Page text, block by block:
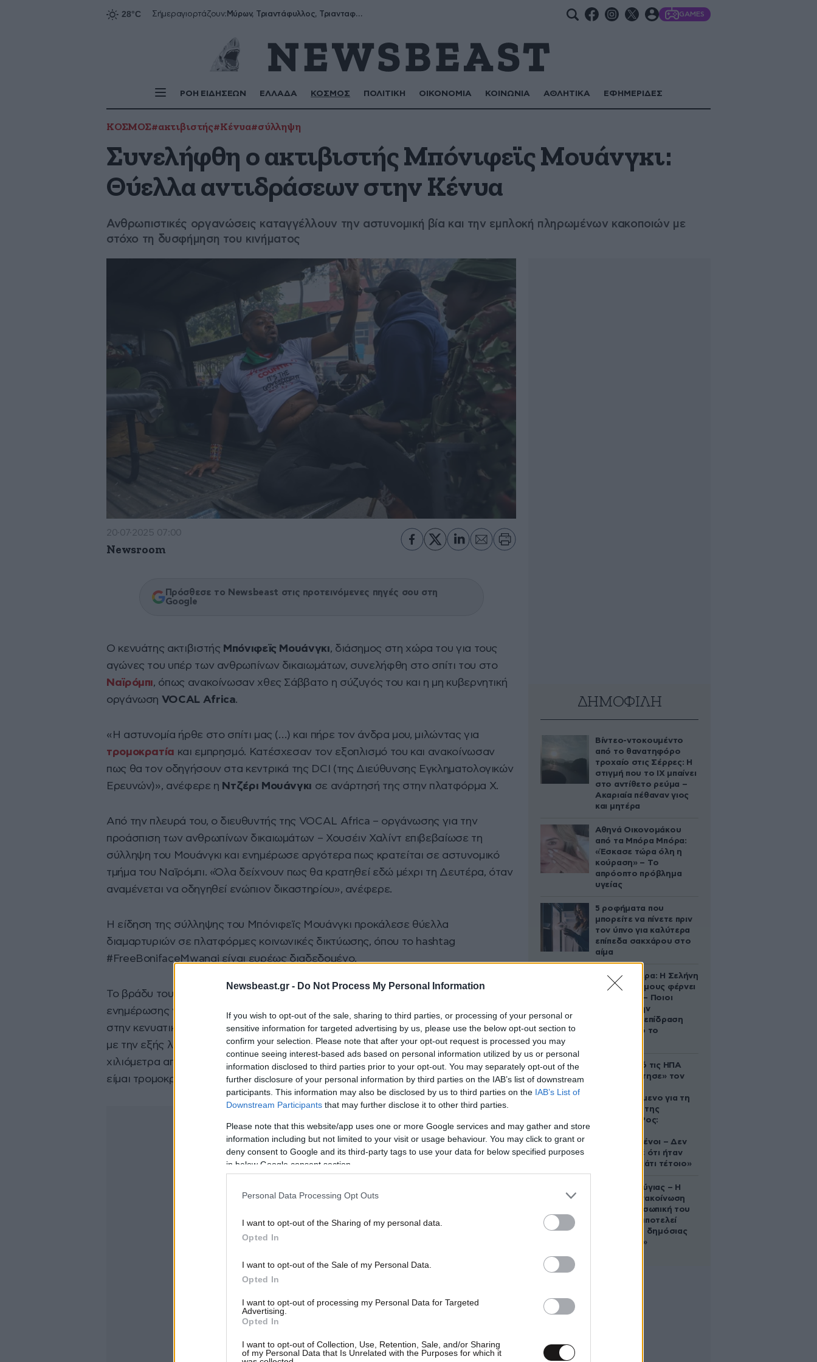
Newsbeast.gr - Do Not Process My Personal Information
If you wish to opt-out of the sale, sharing to third parties, or processing of your personal or
sensitive information for targeted advertising by us, please use the below opt-out section to
confirm your selection. Please note that after your opt-out request is processed you may
continue seeing interest-based ads based on personal information utilized by us or personal
information disclosed to third parties prior to your opt-out. You may separately opt-out of the
further disclosure of your personal information by third parties on the IAB’s list of downstream
participants. This information may also be disclosed by us to third parties on the IAB’s List of
Downstream Participants that may further disclose it to other third parties.
Please note that this website/app uses one or more Google services and may gather and store
information including but not limited to your visit or usage behaviour. You may click to grant or
deny consent to Google and its third-party tags to use your data for below specified purposes
in below Google consent section.
Personal Data Processing Opt Outs
I want to opt-out of the Sharing of my personal data.
Opted In
I want to opt-out of the Sale of my Personal Data.
Opted In
I want to opt-out of processing my Personal Data for Targeted
Advertising.
Opted In
I want to opt-out of Collection, Use, Retention, Sale, and/or Sharing
of my Personal Data that Is Unrelated with the Purposes for which it
Σήμεραγιορτάζουν: Μύρων, Τριαντάφυλλος, Τριανταφυλλιά, Φυλλιώ, Ρόζα GAMES
ΡΟΗ ΕΙΔΗΣΕΩΝ ΕΛΛΑΔΑ ΚΟΣΜΟΣ ΠΟΛΙΤΙΚΗ ΟΙΚΟΝΟΜΙΑ ΚΟΙΝΩΝΙΑ ΑΘΛΗΤΙΚΑ ΕΦΗΜΕΡΙΔΕΣ
ΚΟΣΜΟΣ#ακτιβιστής#Κένυα#σύλληψη
Συνελήφθη ο ακτιβιστής Μπόνιφεϊς Μουάνγκι:
Θύελλα αντιδράσεων στην Κένυα
Ανθρωπιστικές οργανώσεις καταγγέλλουν την αστυνομική βία και την εμπλοκή πληρωμένων κακοποιών με
στόχο τη δυσφήμηση του κινήματος
20·07·2025 07:00
Newsroom
Πρόσθεσε το Newsbeast στις προτεινόμενες πηγές σου στη
Google
Ο κενυάτης ακτιβιστής Μπόνιφεϊς Μουάνγκι, διάσημος στη χώρα του για τους
αγώνες του υπέρ των ανθρωπίνων δικαιωμάτων, συνελήφθη στο σπίτι του στο
Ναϊρόμπι, όπως ανακοίνωσαν χθες Σάββατο η σύζυγός του και η μη κυβερνητική
οργάνωση VOCAL Africa.
«Η αστυνομία ήρθε στο σπίτι μας (…) και πήρε τον άνδρα μου, μιλώντας για
τρομοκρατία και εμπρησμό. Κατέσχεσαν τον εξοπλισμό του και ανακοίνωσαν
πως θα τον οδηγήσουν στα κεντρικά της DCI (της Διεύθυνσης Εγκληματολογικών
Ερευνών)», ανέφερε η Ντζέρι Μουάνγκι σε ανάρτησή της στην πλατφόρμα Χ.
Από την πλευρά του, ο διευθυντής της VOCAL Africa – οργάνωσης για την
προάσπιση των ανθρωπίνων δικαιωμάτων – Χουσέιν Χαλίντ επιβεβαίωσε τη
σύλληψη του Μουάνγκι και ενημέρωσε αργότερα πως κρατείται σε αστυνομικό
τμήμα του Ναϊρόμπι. «Όλα δείχνουν πως θα κρατηθεί εδώ μέχρι τη Δευτέρα, όταν
αναμένεται να οδηγηθεί ενώπιον δικαστηρίου», ανέφερε.
Η είδηση της σύλληψης του Μπόνιφεϊς Μουάνγκι προκάλεσε θύελλα
διαμαρτυριών σε πλατφόρμες κοινωνικές δικτύωσης, όπου το hashtag
#FreeBonifaceMwangi είναι ευρέως διαδεδομένο.
Το βράδυ του Σαββάτου ακτιβιστές απηύθυναν έκκληση προς τα μέσα
ενημέρωσης να καλύψουν την έφοδο αστυνομικών στο γραφείο του ακτιβιστή
στην κενυατική πρωτεύουσα. Κοινοποίησαν επίσης μια φωτογραφία του Μουάνγκι
με την εξής λεζάντα: «Με απήγαγαν από το σπίτι μου στη Λουκένια (περίπου 40
χιλιόμετρα από το Ναϊρόμπι), κατηγορούμενος για εμπρησμό και τρομοκρατία. Δεν
είμαι τρομοκράτης».
ΔΗΜΟΦΙΛΗ
Βίντεο-ντοκουμέντο
από το θανατηφόρο
τροχαίο στις Σέρρες: Η
στιγμή που το ΙΧ μπαίνει
στο αντίθετο ρεύμα –
Ακαριαία πέθαναν γιος
και μητέρα
Αθηνά Οικονομάκου
από τα Μπόρα Μπόρα:
«Έσκασε τώρα όλη η
κούραση» – Το
απρόοπτο πρόβλημα
υγείας
5 ροφήματα που
μπορείτε να πίνετε πριν
τον ύπνο για καλύτερα
επίπεδα σακχάρου στο
αίμα
Ζώδια σήμερα: Η Σελήνη
στους Διδύμους φέρνει
ανατροπές – Ποιοι
δέχονται την
ευεργετική επίδραση
του Δία από το
Ζευγάρι από τις ΗΠΑ
που «υιοθέτησε» τον
κατηγορούμενο για τη
δολοφονία της
Ελίζαμπεθ Ρος:
συντετριμμένοι – Δεν
έδειξε ποτέ ότι ήταν
ικανός για κάτι τέτοιο»
Χρίστος Κούγιας – Η
αυστηρή ανακοίνωση
για την προσωπική του
ζωή: «Δεν αποτελεί
αντικείμενο δημόσιας
συζήτησης»